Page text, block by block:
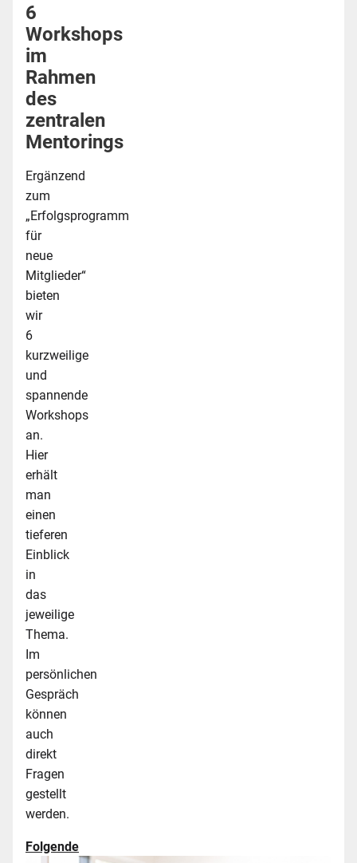
6
Workshops
im
Rahmen
des
zentralen
Mentorings
Ergänzend
zum
„Erfolgsprogramm
für
neue
Mitglieder“
bieten
wir
6
kurzweilige
und
spannende
Workshops
an.
Hier
erhält
man
einen
tieferen
Einblick
in
das
jeweilige
Thema.
Im
persönlichen
Gespräch
können
auch
direkt
Fragen
gestellt
werden.
Folgende